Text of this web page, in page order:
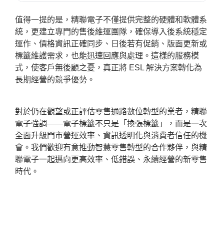
值得一提的是，精聯電子不僅提供完整的硬體和軟體系
統，更建立專門的售後維運團隊，確保導入後系統穩定
運作、價格資訊正確同步、日後若有促銷、版面更新或
標籤維護需求，也能迅速回應與處理。這樣的服務模
式，使客戶無後顧之憂，真正將 ESL 解決方案轉化為
長期經營的競爭優勢。
對於仍在觀望或正評估零售通路數位轉型的業者，精聯
電子強調——電子標籤不只是「換張標籤」，而是一次
全面升級門市營運效率、資訊透明化與消費者信任的機
會。我們歡迎有意推動智慧零售轉型的合作夥伴，與精
聯電子一起邁向更高效率、低錯誤、永續經營的新零售
時代。